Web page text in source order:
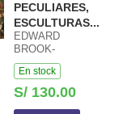
PECULIARES,
ESCULTURAS...
EDWARD
BROOK-
HITCHING
En stock
S/ 130.00